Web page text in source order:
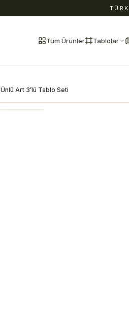
Tüm Ürünler Tablolar
Ünlü Art 3’lü Tablo Seti